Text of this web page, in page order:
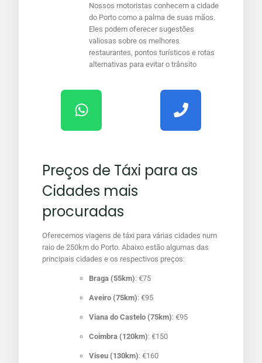
Nossos motoristas conhecem a cidade
do Porto como a palma de suas mãos.
Eles podem oferecer sugestões
valiosas sobre os melhores
restaurantes, pontos turísticos e rotas
alternativas para evitar o trânsito
Preços de Táxi para as
Cidades mais
procuradas
Oferecemos viagens de táxi para várias cidades num
raio de 250km do Porto. Abaixo estão algumas das
principais cidades e os respectivos preços:
Braga (55km): €75
Aveiro (75km): €95
Viana do Castelo (75km): €95
Coimbra (120km): €150
Viseu (130km): €160